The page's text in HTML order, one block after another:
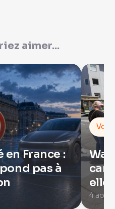
aimer...
en France :
pas à
4 août